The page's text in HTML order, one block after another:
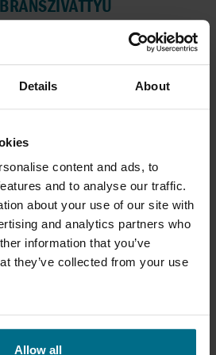
Details About
content and ads, to
and to analyse our traffic.
about your use of our site with
and analytics partners who
information that you’ve
they’ve collected from your use
Allow all
membránszivattyú
nyomás 8,6 bar
MŰANYAG